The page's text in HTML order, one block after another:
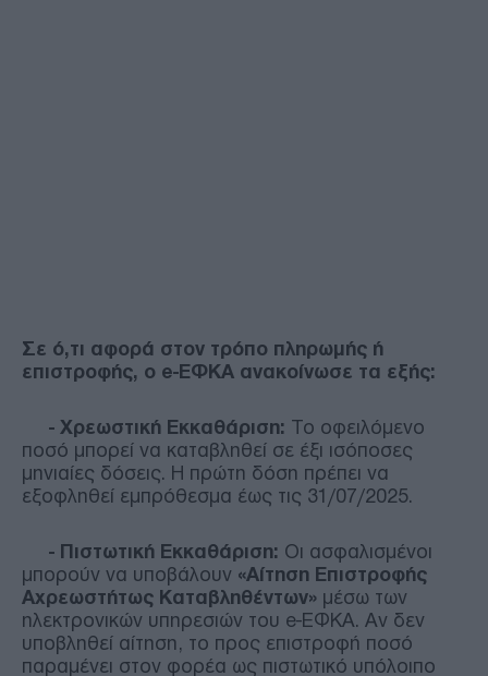
Σε ό,τι αφορά στον τρόπο πληρωμής ή
επιστροφής, ο e-ΕΦΚΑ ανακοίνωσε τα εξής:
- Χρεωστική Εκκαθάριση: Το οφειλόμενο
ποσό μπορεί να καταβληθεί σε έξι ισόποσες
μηνιαίες δόσεις. Η πρώτη δόση πρέπει να
εξοφληθεί εμπρόθεσμα έως τις 31/07/2025.
- Πιστωτική Εκκαθάριση: Οι ασφαλισμένοι
μπορούν να υποβάλουν «Αίτηση Επιστροφής
Αχρεωστήτως Καταβληθέντων» μέσω των
ηλεκτρονικών υπηρεσιών του e-ΕΦΚΑ. Αν δεν
υποβληθεί αίτηση, το προς επιστροφή ποσό
παραμένει στον φορέα ως πιστωτικό υπόλοιπο